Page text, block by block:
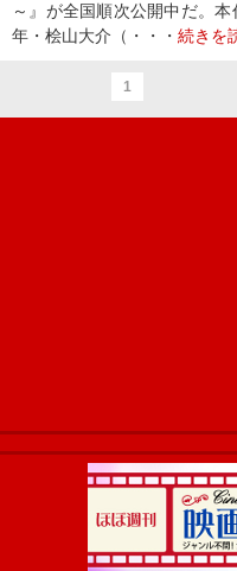
～』が全国順次公開中だ。
年・桧山大介（・・・ 続きを
1